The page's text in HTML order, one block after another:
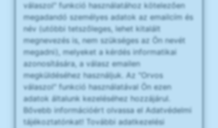
válaszol" funkció használatához kötelezően
megadandó személyes adatok az emailcím és
név (utóbbi tetszőleges, lehet kitalált
megnevezés is, nem szükséges az Ön nevét
megadni), melyeket a kérdés informatikai
azonosítására, a válasz emailen
megküldéséhez használjuk. Az "Orvos
válaszol" funkció használatával Ön ezen
adatok általunk kezeléséhez hozzájárul.
Bővebb információért olvassa el Adatvédelmi
tájékoztatónkat! További adatkezelési